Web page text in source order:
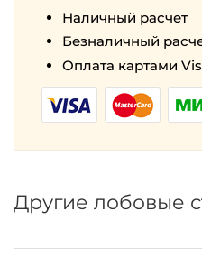
Наличный расчет
Безналичный
Оплата картами
Другие лобовые